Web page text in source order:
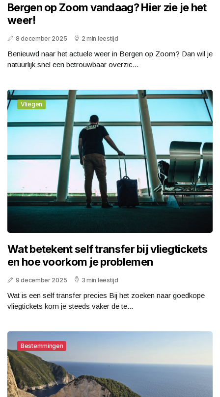
Bergen op Zoom vandaag? Hier zie je het
weer!
8 december 2025 2 min leestijd
Benieuwd naar het actuele weer in Bergen op Zoom? Dan wil je
natuurlijk snel een betrouwbaar overzic...
Vliegen
Wat betekent self transfer bij vliegtickets
en hoe voorkom je problemen
9 december 2025 3 min leestijd
Wat is een self transfer precies Bij het zoeken naar goedkope
vliegtickets kom je steeds vaker de te...
Bestemmingen